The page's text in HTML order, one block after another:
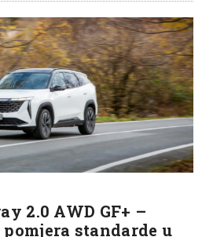
2.0 AWD GF+ –
standarde u